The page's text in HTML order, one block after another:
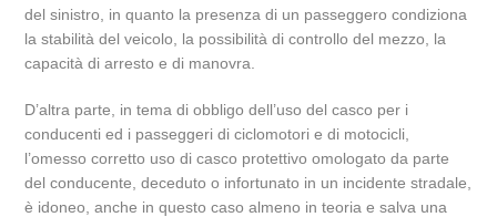
del sinistro, in quanto la presenza di un passeggero condiziona
la stabilità del veicolo, la possibilità di controllo del mezzo, la
capacità di arresto e di manovra.
D’altra parte, in tema di obbligo dell’uso del casco per i
conducenti ed i passeggeri di ciclomotori e di motocicli,
l’omesso corretto uso di casco protettivo omologato da parte
del conducente, deceduto o infortunato in un incidente stradale,
è idoneo, anche in questo caso almeno in teoria e salva una